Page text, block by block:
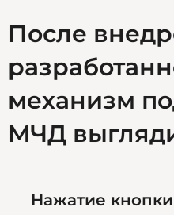
После
механизм
МЧД
Нажатие